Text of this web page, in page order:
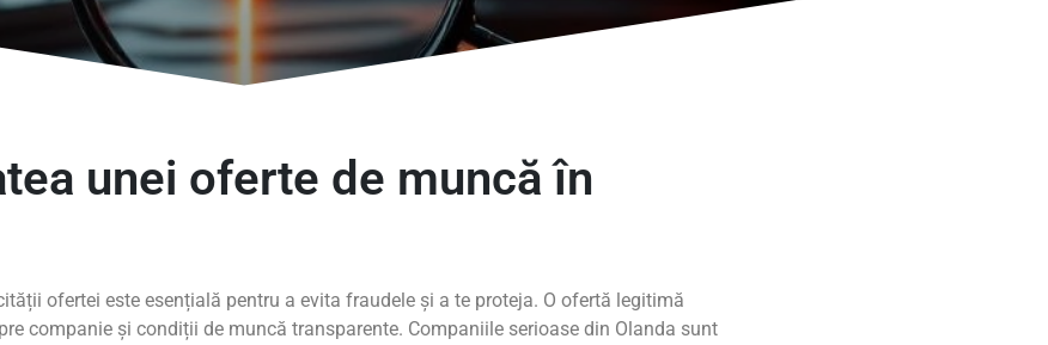
unei oferte de muncă în
ofertei este esențială pentru a evita fraudele și a te proteja. O ofertă legitimă
companie și condiții de muncă transparente. Companiile serioase din Olanda sunt